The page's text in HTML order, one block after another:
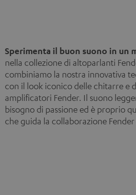
Sperimenta il buon suono in un
nella collezione di altoparlanti
combiniamo la nostra innovativa
con il look iconico delle chitarre e
amplificatori Fender. Il suono
bisogno di passione ed è proprio
che guida la collaborazione Fender